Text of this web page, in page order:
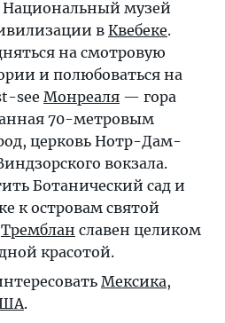
Национальный музей
в Квебеке.
на смотровую
и полюбоваться на
see Монреаля — гора
70-метровым
церковь Нотр-Дам-
вокзала.
Ботанический сад и
к островам святой
Тремблан славен целиком
красотой.
Мексика,
.